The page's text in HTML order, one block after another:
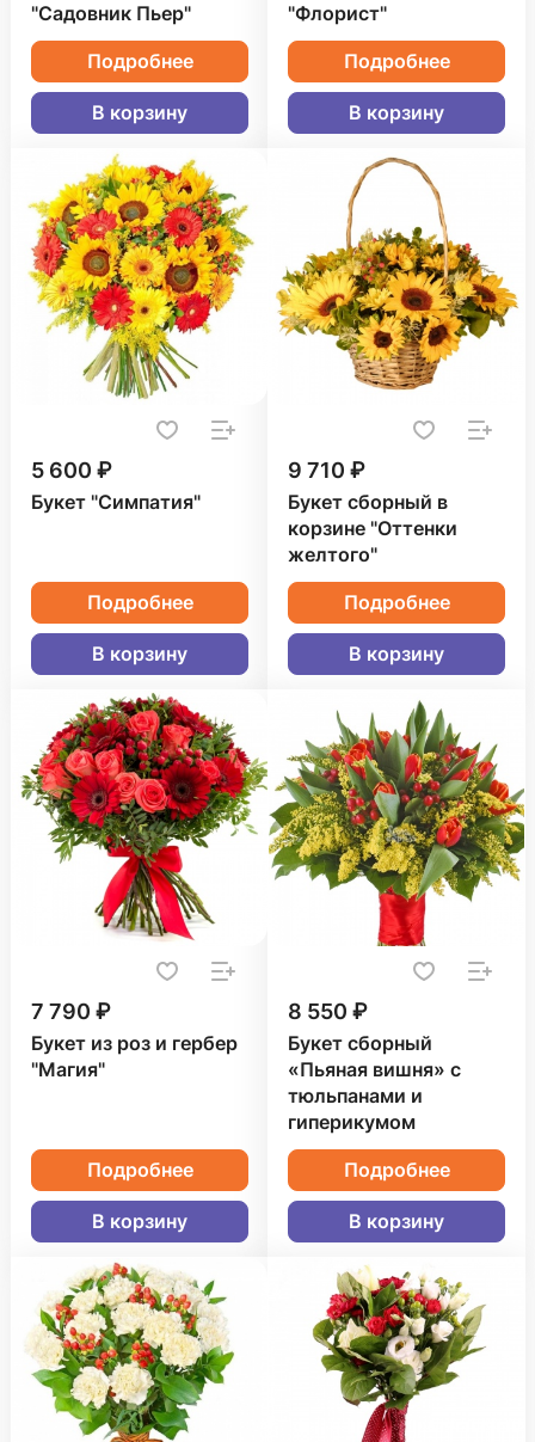
"Садовник Пьер"
Подробнее
В корзину
"Флорист"
Подробнее
В корзину
5 600 ₽
Букет "Симпатия"
Подробнее
В корзину
9 710 ₽
Букет сборный в
корзине "Оттенки
желтого"
Подробнее
В корзину
7 790 ₽
Букет из роз и гербер
"Магия"
Подробнее
В корзину
8 550 ₽
Букет сборный
«Пьяная вишня» с
тюльпанами и
гиперикумом
Подробнее
В корзину